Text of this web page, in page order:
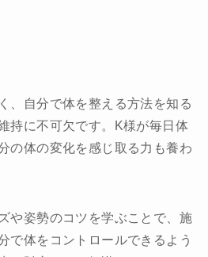
、自分で体を整える方法を知る
持に不可欠です。K様が毎日体
の体の変化を感じ取る力も養わ
や姿勢のコツを学ぶことで、施
で体をコントロールできるよう